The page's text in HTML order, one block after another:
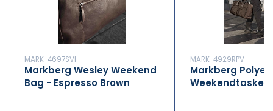
MARK-4697SVI
Markberg Wesley Weekend
Bag - Espresso Brown
MARK-4929RPV
Markberg
Weekendtaske -